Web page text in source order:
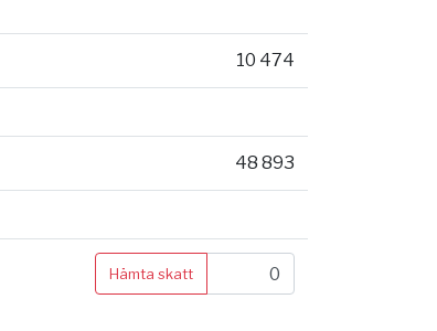
10 474
48 893
Hämta skatt